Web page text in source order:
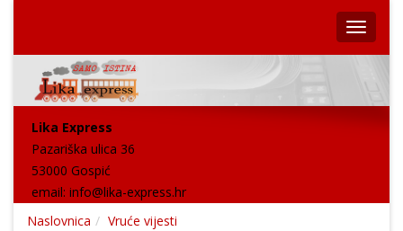
Lika Express
Pazariška ulica 36
53000 Gospić
email: info@lika-express.hr
Naslovnica
Vruće vijesti